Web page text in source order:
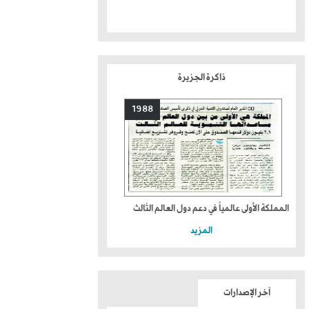
ذاكرة الجزيرة
1988
المملكة الأولى عالمياً في دعم دول العالم الثالث
المزيد
آخر الإصدارات